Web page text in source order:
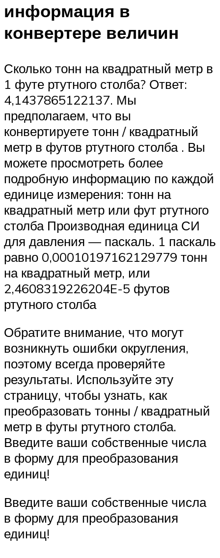
информация в
конвертере величин
Сколько тонн на квадратный метр в
1 футе ртутного столба? Ответ:
4,1437865122137. Мы
предполагаем, что вы
конвертируете тонн / квадратный
метр в футов ртутного столба . Вы
можете просмотреть более
подробную информацию по каждой
единице измерения: тонн на
квадратный метр или фут ртутного
столба Производная единица СИ
для давления — паскаль. 1 паскаль
равно 0,00010197162129779 тонн
на квадратный метр, или
2,4608319226204E-5 футов
ртутного столба
Обратите внимание, что могут
возникнуть ошибки округления,
поэтому всегда проверяйте
результаты. Используйте эту
страницу, чтобы узнать, как
преобразовать тонны / квадратный
метр в футы ртутного столба.
Введите ваши собственные числа
в форму для преобразования
единиц!
Введите ваши собственные числа
в форму для преобразования
единиц!